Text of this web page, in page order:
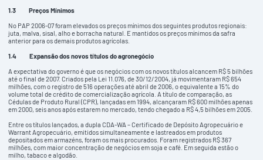
1.3Preços Mínimos
No PAP 2006-07 foram elevados os preços mínimos dos seguintes produtos regionais:
juta, malva, sisal, alho e borracha natural. E mantidos os preços mínimos da safra
anterior para os demais produtos agrícolas.
1.4Expansão dos novos títulos do agronegócio
A expectativa do governo é que os negócios com os novos títulos alcancem R$ 5 bilhões
até o final de 2007. Criados pela Lei 11.076, de 30/12/2004, já movimentaram R$ 654
milhões, com o registro de 516 operações até abril de 2006, o equivalente a 15% do
volume total de crédito de comercialização agrícola. A título de comparação, as
Cédulas de Produto Rural (CPR), lançadas em 1994, alcançaram R$ 600 milhões apenas
em 2000, seis anos após estarem no mercado, tendo chegado a R$ 4,5 bilhões em 2005.
Entre os títulos lançados, a dupla CDA-WA – Certificado de Depósito Agropecuário e
Warrant Agropecuário, emitidos simultaneamente e lastreados em produtos
depositados em armazéns, foram os mais procurados. Foram registrados R$ 367
milhões, com maior concentração de negócios em soja e café. Em seguida estão o
milho, tabaco e algodão.